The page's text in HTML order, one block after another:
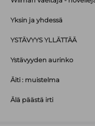
Yksin ja yhdessä
YSTÄVYYS YLLÄTTÄÄ
Ystävyyden aurinko
Äiti : muistelma
Älä päästä irti